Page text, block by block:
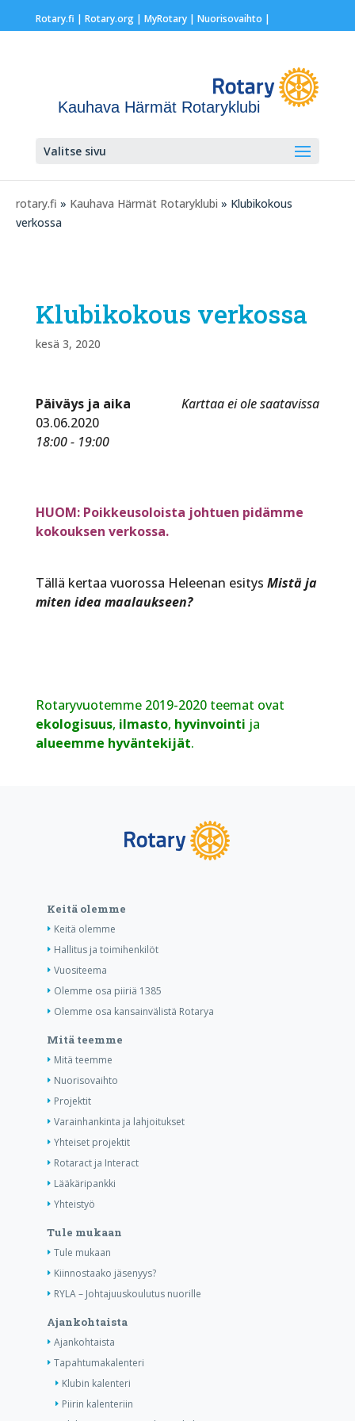
Rotary.fi | Rotary.org| MyRotary | Nuorisovaihto |
Kauhava Härmät Rotaryklubi
Valitse sivu
rotary.fi » Kauhava Härmät Rotaryklubi » Klubikokous
verkossa
Klubikokous verkossa
kesä 3, 2020
Karttaa ei ole saatavissa
Päiväys ja aika
03.06.2020
18:00 - 19:00
HUOM: Poikkeusoloista johtuen pidämme
kokouksen verkossa.
Tällä kertaa vuorossa Heleenan esitys Mistä ja
miten idea maalaukseen?
Rotaryvuotemme 2019-2020 teemat ovat
ekologisuus, ilmasto, hyvinvointi ja
alueemme hyväntekijät.
Keitä olemme
Keitä olemme
Hallitus ja toimihenkilöt
Vuositeema
Olemme osa piiriä 1385
Olemme osa kansainvälistä Rotarya
Mitä teemme
Mitä teemme
Nuorisovaihto
Projektit
Varainhankinta ja lahjoitukset
Yhteiset projektit
Rotaract ja Interact
Lääkäripankki
Yhteistyö
Tule mukaan
Tule mukaan
Kiinnostaako jäsenyys?
RYLA – Johtajuuskoulutus nuorille
Ajankohtaista
Ajankohtaista
Tapahtumakalenteri
Klubin kalenteri
Piirin kalenteriin